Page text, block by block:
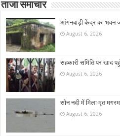
ताजा समाचार
आंगनबाड़ी केंद्र का भवन
August 6, 2026
सहकारी समिति पर खाद
August 6, 2026
सोन नदी में मिला मृत
August 6, 2026